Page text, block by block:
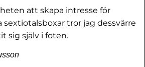
att skapa intresse för
tror jag dessvärre
sig själv i foten.